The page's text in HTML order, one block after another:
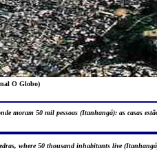
O Globo)
moram 50 mil pessoas (Itanhangá): as casas
where 50 thousand inhabitants live